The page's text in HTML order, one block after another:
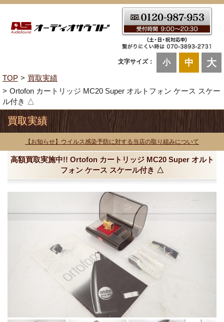
文字サイズ： 小 中 大
TOP
買取実績
Ortofon カートリッジ MC20 Super オルトフォン ケース スケー
ル付き △
買取実績
【お知らせ】ウイルス感染予防に対する当店の取り組みについて
高額買取実施中!! Ortofon カートリッジ MC20 Super オルト
フォン ケース スケール付き △